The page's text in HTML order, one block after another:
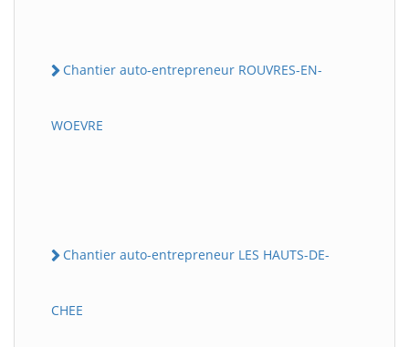
Chantier auto-entrepreneur ROUVRES-EN-
WOEVRE
Chantier auto-entrepreneur LES HAUTS-DE-
CHEE